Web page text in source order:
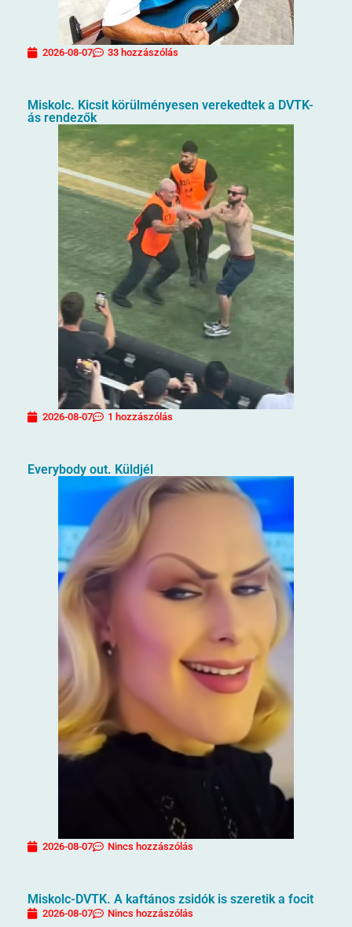
2026-08-07 33 hozzászólás
Miskolc. Kicsit körülményesen verekedtek a DVTK-
ás rendezők
2026-08-07 1 hozzászólás
Everybody out. Küldjél
2026-08-07 Nincs hozzászólás
Miskolc-DVTK. A kaftános zsidók is szeretik a focit
2026-08-07 Nincs hozzászólás